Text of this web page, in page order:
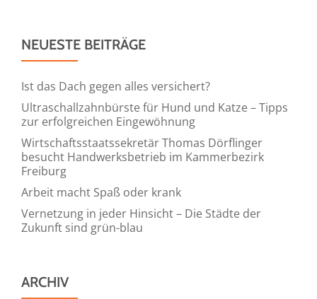
NEUESTE BEITRÄGE
Ist das Dach gegen alles versichert?
Ultraschallzahnbürste für Hund und Katze – Tipps
zur erfolgreichen Eingewöhnung
Wirtschaftsstaatssekretär Thomas Dörflinger
besucht Handwerksbetrieb im Kammerbezirk
Freiburg
Arbeit macht Spaß oder krank
Vernetzung in jeder Hinsicht – Die Städte der
Zukunft sind grün-blau
ARCHIV